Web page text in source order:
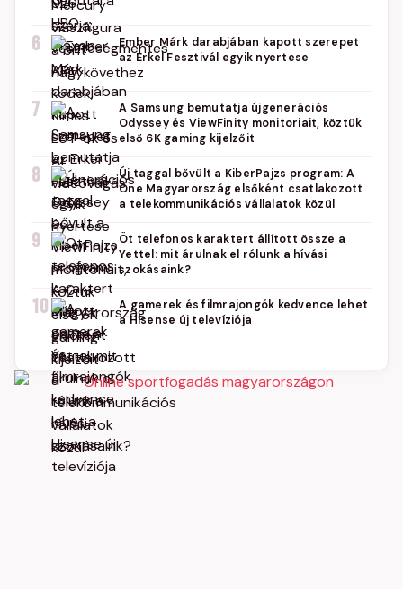
6
Ember Márk darabjában kapott szerepet
az Erkel Fesztivál egyik nyertese
7
A Samsung bemutatja újgenerációs
Odyssey és ViewFinity monitoriait, köztük
első 6K gaming kijelzőit
8
Új taggal bővült a KiberPajzs program: A
One Magyarország elsőként csatlakozott
a telekommunikációs vállalatok közül
9
Öt telefonos karaktert állított össze a
Yettel: mit árulnak el rólunk a hívási
szokásaink?
10
A gamerek és filmrajongók kedvence lehet
a Hisense új televíziója